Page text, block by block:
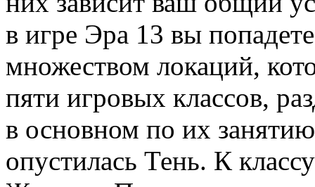
в игре Эра 13 вы
множеством локаций,
пяти игровых классов,
в основном по их
опустилась Тень. К